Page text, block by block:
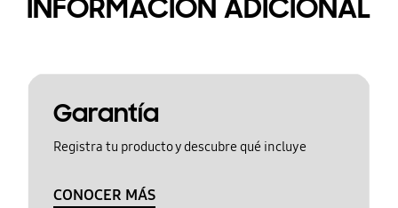
INFORMACIÓN ADICIONAL
Garantía
Registra tu producto y descubre qué incluye
CONOCER MÁS